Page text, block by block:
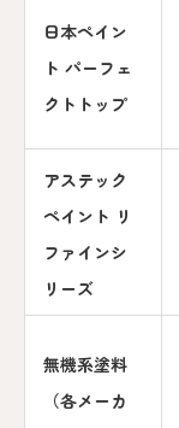
日本ペイン
ト パーフェ
クトトップ
アステック
ペイント リ
ファインシ
リーズ
無機系塗料
（各メーカ